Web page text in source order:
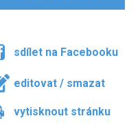
sdílet na Facebooku
editovat / smazat
vytisknout stránku